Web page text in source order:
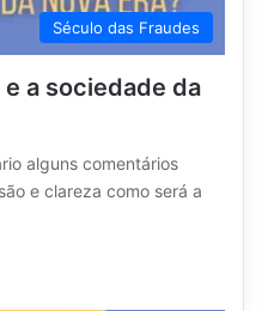
Século das Fraudes
a sociedade da
alguns comentários
e clareza como será a